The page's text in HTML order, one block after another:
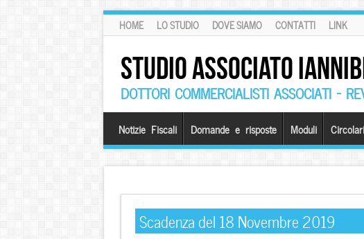
HOME LO STUDIO DOVE SIAMO CONTATTI LINK
STUDIO ASSOCIATO
DOTTORI COMMERCIALISTI ASSOCIATI –
Notizie Fiscali Domande e risposte Moduli Circolari
Scadenza del 18 Novembre 2019